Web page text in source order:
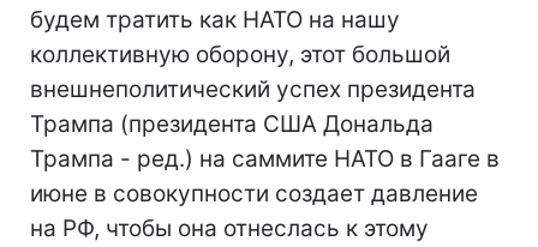
будем тратить как НАТО на нашу
коллективную оборону, этот большой
внешнеполитический успех президента
Трампа (президента США Дональда
Трампа - ред.) на саммите НАТО в Гааге в
июне в совокупности создает давление
на РФ, чтобы она отнеслась к этому